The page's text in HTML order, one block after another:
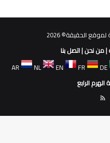
الحقيقة© 2026
|من نحن|اتصل بنا
AR
NL EN FR DE
الرابع
فيسبوك